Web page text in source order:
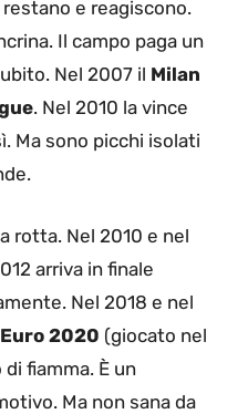
e reagiscono.
Il campo paga un
Nel 2007 il Milan
. Nel 2010 la vince
Ma sono picchi isolati
rotta. Nel 2010 e nel
arriva in finale
Nel 2018 e nel
Euro 2020 (giocato nel
fiamma. È un
Ma non sana da